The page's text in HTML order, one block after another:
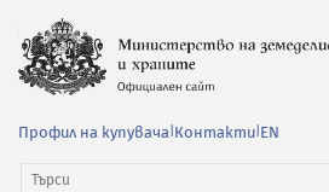
Профил на купувача Контакти EN